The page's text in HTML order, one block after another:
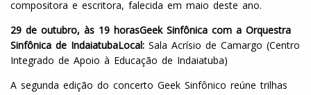
compositora e escritora, falecida em maio deste ano.
29 de outubro, às 19 horasGeek Sinfônica com a Orquestra
Sinfônica de IndaiatubaLocal: Sala Acrísio de Camargo (Centro
Integrado de Apoio à Educação de Indaiatuba)
A segunda edição do concerto Geek Sinfônico reúne trilhas